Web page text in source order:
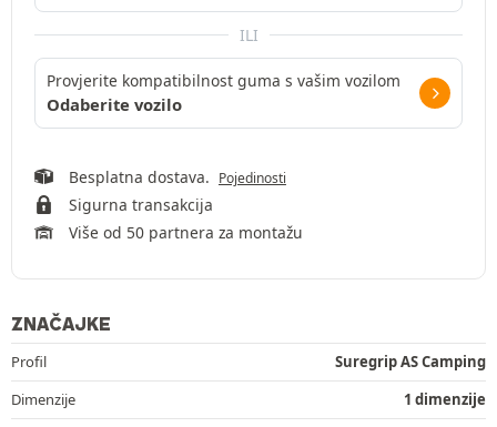
ILI
Provjerite kompatibilnost guma s vašim vozilom
Odaberite vozilo
Besplatna dostava. Pojedinosti
Sigurna transakcija
Više od 50 partnera za montažu
ZNAČAJKE
Profil
Suregrip AS Camping
Dimenzije
1 dimenzije